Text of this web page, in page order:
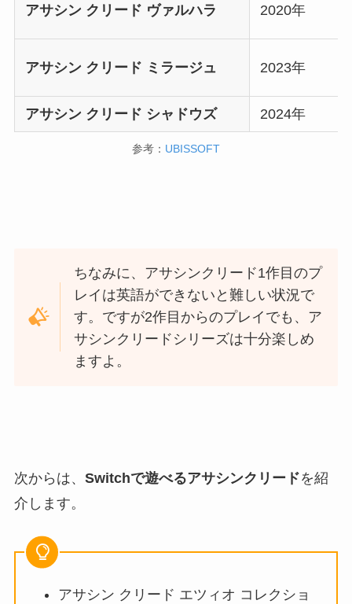
アサシン クリード ヴァルハラ 2020年
アサシン クリード ミラージュ 2023年
アサシン クリード シャドウズ 2024年
参考： UBISSOFT
ちなみに、アサシンクリード1作目のプ
レイは英語ができないと難しい状況で
す。ですが2作目からのプレイでも、ア
サシンクリードシリーズは十分楽しめ
ますよ。
次からは、 Switchで遊べるアサシンクリードを紹
介します。
アサシン クリード エツィオ コレクショ